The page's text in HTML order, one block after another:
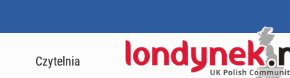
Czytelnia